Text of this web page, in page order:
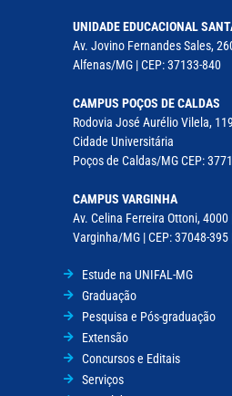
UNIDADE EDUCACIONAL
Av. Jovino Fernandes Sales,
Alfenas/MG | CEP: 37133-840
CAMPUS POÇOS DE CALDAS
Rodovia José Aurélio Vilela,
Cidade Universitária
Poços de Caldas/MG CEP:
CAMPUS VARGINHA
Av. Celina Ferreira Ottoni,
Varginha/MG | CEP: 37048-
Estude na UNIFAL-MG
Graduação
Pesquisa e Pós-graduação
Extensão
Concursos e Editais
Serviços